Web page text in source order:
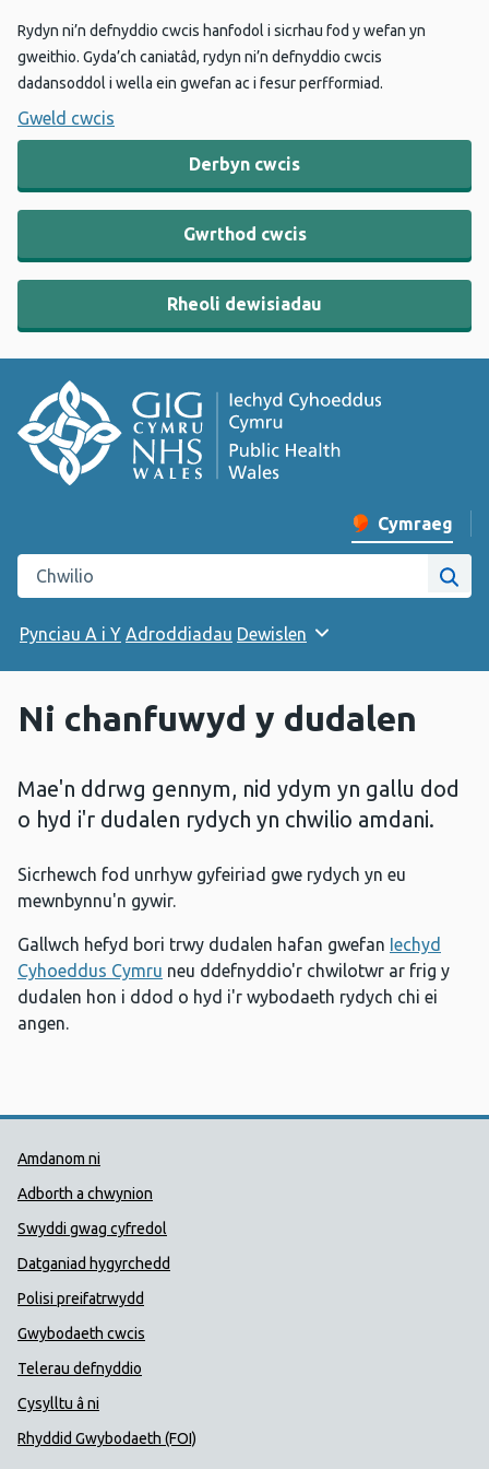
Rydyn ni’n defnyddio cwcis hanfodol i sicrhau fod y wefan yn
gweithio. Gyda’ch caniatâd, rydyn ni’n defnyddio cwcis
dadansoddol i wella ein gwefan ac i fesur perfformiad.
Gweld cwcis
Derbyn cwcis
Gwrthod cwcis
Rheoli dewisiadau
Newid iaith y
Cymraeg
Chwilio gwefan Iechyd Cyhoeddus Cymru
Pynciau A i Y Adroddiadau Dewislen
Ni chanfuwyd y dudalen
Mae'n ddrwg gennym, nid ydym yn gallu dod
o hyd i'r dudalen rydych yn chwilio amdani.
Sicrhewch fod unrhyw gyfeiriad gwe rydych yn eu
mewnbynnu'n gywir.
Gallwch hefyd bori trwy dudalen hafan gwefan Iechyd
Cyhoeddus Cymru neu ddefnyddio'r chwilotwr ar frig y
dudalen hon i ddod o hyd i'r wybodaeth rydych chi ei
angen.
Dolenni Cymorth Iechyd
Amdanom ni
Adborth a chwynion
Swyddi gwag cyfredol
Datganiad hygyrchedd
Polisi preifatrwydd
Gwybodaeth cwcis
Telerau defnyddio
Cysylltu â ni
Rhyddid Gwybodaeth (FOI)